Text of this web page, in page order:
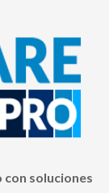
soluciones